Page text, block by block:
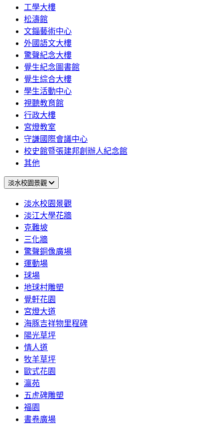
工學大樓
松濤館
文錙藝術中心
外國語文大樓
驚聲紀念大樓
覺生紀念圖書館
覺生綜合大樓
學生活動中心
視聽教育館
行政大樓
宮燈教室
守謙國際會議中心
校史館暨張建邦創辦人紀念館
其他
淡水校園景觀
淡水校園景觀
淡江大學花牆
克難坡
三化牆
驚聲銅像廣場
運動場
球場
地球村雕塑
覺軒花園
宮燈大道
海豚吉祥物里程碑
陽光草坪
情人道
牧羊草坪
歐式花園
瀛苑
五虎碑雕塑
福園
書卷廣場